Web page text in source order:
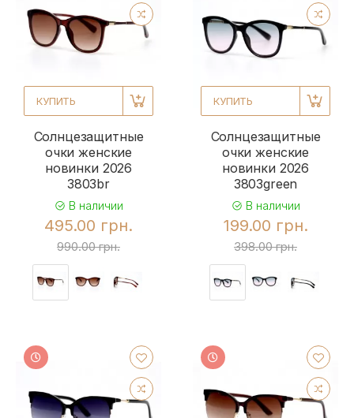
КУПИТЬ
Солнцезащитные
очки женские
новинки 2026
3803br
В наличии
495.00 грн.
990.00 грн.
КУПИТЬ
Солнцезащитные
очки женские
новинки 2026
3803green
В наличии
199.00 грн.
398.00 грн.